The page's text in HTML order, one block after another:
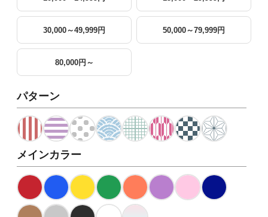
30,000～49,999円 50,000～79,999円
80,000円～
パターン
メインカラー